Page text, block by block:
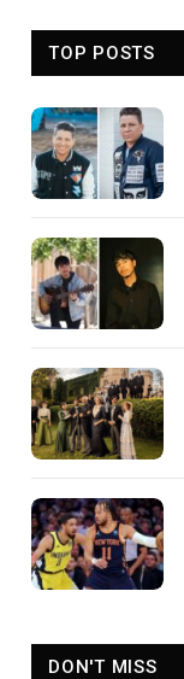
TOP POSTS
DON'T MISS